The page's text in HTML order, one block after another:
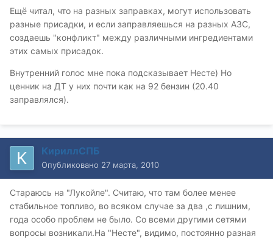
Ещё читал, что на разных заправках, могут использовать
разные присадки, и если заправляешься на разных АЗС,
создаешь "конфликт" между различными ингредиентами
этих самых присадок.
Внутренний голос мне пока подсказывает Несте) Но
ценник на ДТ у них почти как на 92 бензин (20.40
заправлялся).
КириллСПБ
Опубликовано 27 марта, 2010
Стараюсь на "Лукойле". Считаю, что там более менее
стабильное топливо, во всяком случае за два ,с лишним,
года особо проблем не было. Со всеми другими сетями
вопросы возникали.На "Несте", видимо, постоянно разная